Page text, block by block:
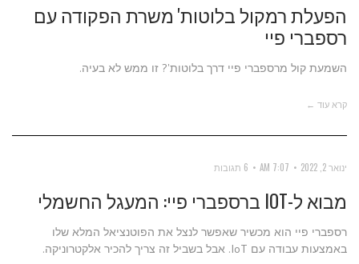
הפעלת רמקול בלוטות' משרת הפקודה עם
רספברי פיי
השמעת קול מרספברי פיי דרך בלוטות'? זו ממש לא בעיה.
קרא עוד ←
ינואר 2, 2022 7:07 AM 6 תגובות
מבוא ל-IOT ברספברי פיי: המעגל החשמלי
רספברי פיי הוא מכשיר שאפשר לנצל את הפוטנציאל המלא שלו
באמצעות עבודה עם IoT. אבל בשביל זה צריך להכיר אלקטרוניקה.